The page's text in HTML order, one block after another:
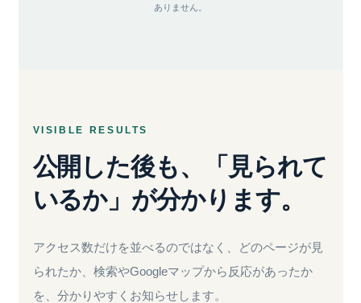
ありません。
VISIBLE RESULTS
公開した後も、
「見られて
いるか」が分かります。
アクセス数だけを並べるのではなく、どのページが見
られたか、検索やGoogleマップから反応があったか
を、分かりやすくお知らせします。